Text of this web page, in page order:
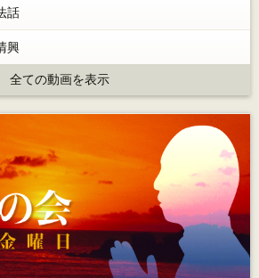
話
興
全ての動画を表示